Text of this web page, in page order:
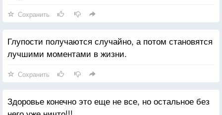
Сохранить
Глупости получаются случайно, а потом становятся
лучшими моментами в жизни.
Сохранить
Здоровье конечно это еще не все, но остальное без